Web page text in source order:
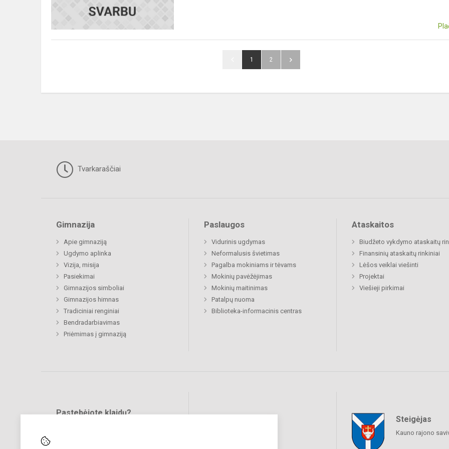
1 2
Tvarkaraščiai
Gimnazija
Apie gimnaziją
Ugdymo aplinka
Vizija, misija
Pasiekimai
Gimnazijos simboliai
Gimnazijos himnas
Tradiciniai renginiai
Bendradarbiavimas
Priėmimas į gimnaziją
Paslaugos
Vidurinis ugdymas
Neformalusis švietimas
Pagalba mokiniams ir tėvams
Mokinių pavėžėjimas
Mokinių maitinimas
Patalpų nuoma
Biblioteka-informacinis centras
Ataskaitos
Biudžeto vykdymo ataskaitų
Finansinių ataskaitų rinkiniai
Lėšos veiklai viešinti
Projektai
Viešieji pirkimai
Pastebėjote klaidų?
Steigėjas
Kauno rajono